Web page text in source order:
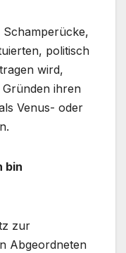
Schamperücke,
politisch
wird,
ihren
Venus- oder
bin
zur
Abgeordneten